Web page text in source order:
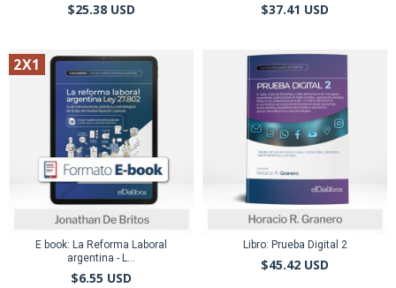
$25.38 USD $37.41 USD
2X1
E book: La Reforma Laboral
argentina - L...
$6.55 USD
Libro: Prueba Digital 2
$45.42 USD